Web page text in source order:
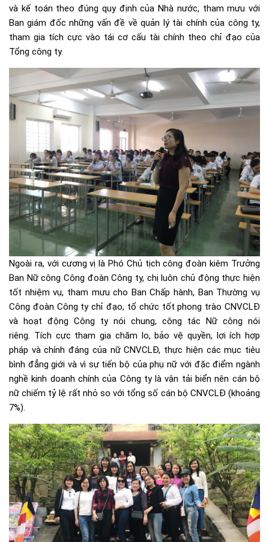
và kế toán theo đúng quy định của Nhà nước, tham mưu với
Ban giám đốc những vấn đề về quản lý tài chính của công ty,
tham gia tích cực vào tái cơ cấu tài chính theo chỉ đạo của
Tổng công ty.
Ngoài ra, với cương vị là Phó Chủ tịch công đoàn kiêm Trưởng
Ban Nữ công Công đoàn Công ty, chị luôn chủ động thực hiện
tốt nhiệm vụ, tham mưu cho Ban Chấp hành, Ban Thường vụ
Công đoàn Công ty chỉ đạo, tổ chức tốt phong trào CNVCLĐ
và hoạt động Công ty nói chung, công tác Nữ công nói
riêng. Tích cực tham gia chăm lo, bảo vệ quyền, lợi ích hợp
pháp và chính đáng của nữ CNVCLĐ, thực hiện các mục tiêu
bình đẳng giới và vì sự tiến bộ của phụ nữ với đặc điểm ngành
nghề kinh doanh chính của Công ty là vận tải biển nên cán bộ
nữ chiếm tỷ lệ rất nhỏ so với tổng số cán bộ CNVCLĐ (khoảng
7%).